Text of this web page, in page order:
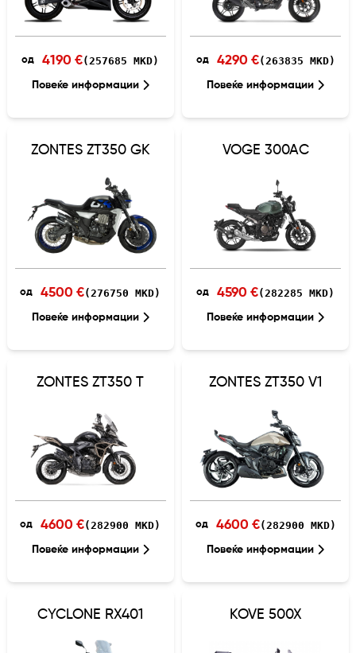
Повеќе информации
од 4190 €(257685 MKD)
Повеќе информации
од 4290 €(263835 MKD)
ZONTES ZT350 GK
Повеќе информации
од 4500 €(276750 MKD)
VOGE 300AC
Повеќе информации
од 4590 €(282285 MKD)
ZONTES ZT350 T
Повеќе информации
од 4600 €(282900 MKD)
ZONTES ZT350 V1
Повеќе информации
од 4600 €(282900 MKD)
CYCLONE RX401 KOVE 500X